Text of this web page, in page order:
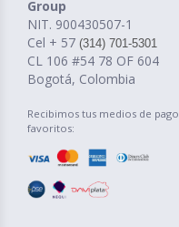
Group
NIT. 900430507-1
Cel + 57 (314) 701-5301
CL 106 #54 78 OF 604
Bogotá, Colombia
Recibimos tus medios de pago
favoritos: